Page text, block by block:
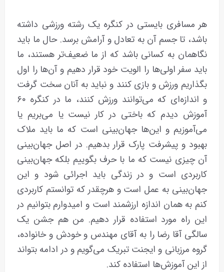
هر مسافری بایستی در کنگره یک رشته ورزشی داشته
باشد، تا جسم آن به تعادل و آرامش برسد. حال ما باید
نگاهمان به کسانی باشد که از ما ضعیف‌تر هستند، ما
باید سفر اولی‌ها را الویت خود قرار دهیم و آن‌ها را اول
بگذاریم ورزش و بازی کنند و نباید به آنان سخت گرفت
و اندازه‌ای که می‌توانند ورزش کنند، ما در کنگره ۶۰
آموزش دیدم که باختی در کار نیست یا می‌بریم یا
می‌آموزیم و این‌ها جهان‌بینی است که ما باید ملاک
بهبود و پیشرفت پارک قرار بدهیم. در اصل جهان‌بینی
آن چیزی نیست که ما با حرف بگوییم بلکه جهان‌بینی
کاربردی است و در زندگی باید اجرائی شود و این
جهان‌بینی به عمل است و هرچقدر که توانستم کاربردی
کنم به همان اندازه ارزشمند است و امیدوارم بتوانیم در
این راه مورد استفاده قرار دهیم. من هم جشن یک
سالگی آقا رضا را به آقای مهندس و خودش و خانواده،
گروه مرزبانی و ایجنت تبریک می‌گویم و در ادامه بتواند
از این آموزش‌ها استفاده کند.